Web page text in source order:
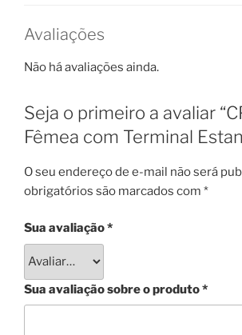
Avaliações
Não há avaliações ainda.
Seja o primeiro a avaliar
Fêmea com Terminal
O seu endereço de e-mail não será
obrigatórios são marcados com *
Sua avaliação*
Sua avaliação sobre o produto*